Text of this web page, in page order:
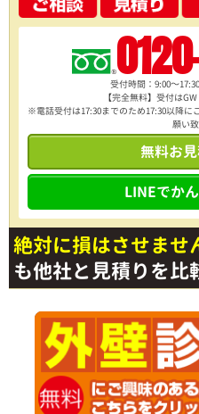
受付時間：9:00～
【完全無料】受付は
※電話受付は17:30までのため17:30以降に
願い
無料お
LINEでか
絶対に損はさせませ
も他社と見積りを比